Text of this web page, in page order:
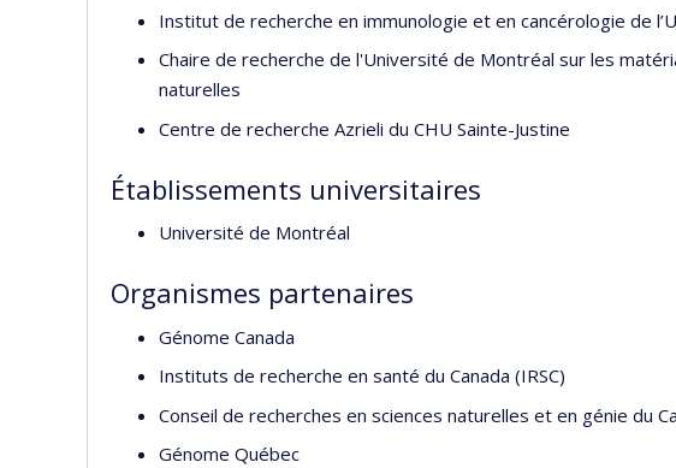
Institut de recherche en immunologie et en cancérologie de
Chaire de recherche de l'Université de Montréal sur les
naturelles
Centre de recherche Azrieli du CHU Sainte-Justine
Établissements universitaires
Université de Montréal
Organismes partenaires
Génome Canada
Instituts de recherche en santé du Canada (IRSC)
Conseil de recherches en sciences naturelles et en génie du
Génome Québec